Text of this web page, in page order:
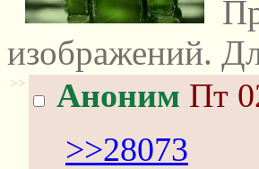
изображений.
>> Аноним Пт
>>28073